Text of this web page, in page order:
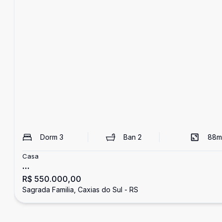
Dorm 3 Ban2 88
Casa
...
R$ 550.000,00
Sagrada Familia, Caxias do Sul - RS